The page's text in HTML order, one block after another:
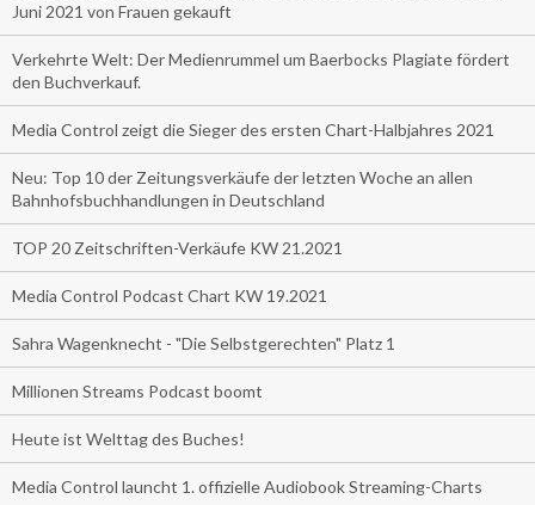
Juni 2021 von Frauen gekauft
Verkehrte Welt: Der Medienrummel um Baerbocks Plagiate fördert
den Buchverkauf.
Media Control zeigt die Sieger des ersten Chart-Halbjahres 2021
Neu: Top 10 der Zeitungsverkäufe der letzten Woche an allen
Bahnhofsbuchhandlungen in Deutschland
TOP 20 Zeitschriften-Verkäufe KW 21.2021
Media Control Podcast Chart KW 19.2021
Sahra Wagenknecht - "Die Selbstgerechten" Platz 1
Millionen Streams Podcast boomt
Heute ist Welttag des Buches!
Media Control launcht 1. offizielle Audiobook Streaming-Charts